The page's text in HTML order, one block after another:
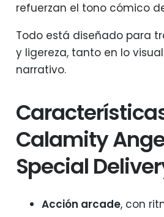
refuerzan el tono cómico
Todo está diseñado para
y ligereza, tanto en lo
narrativo.
Calamity
Special
Acción arcade, con